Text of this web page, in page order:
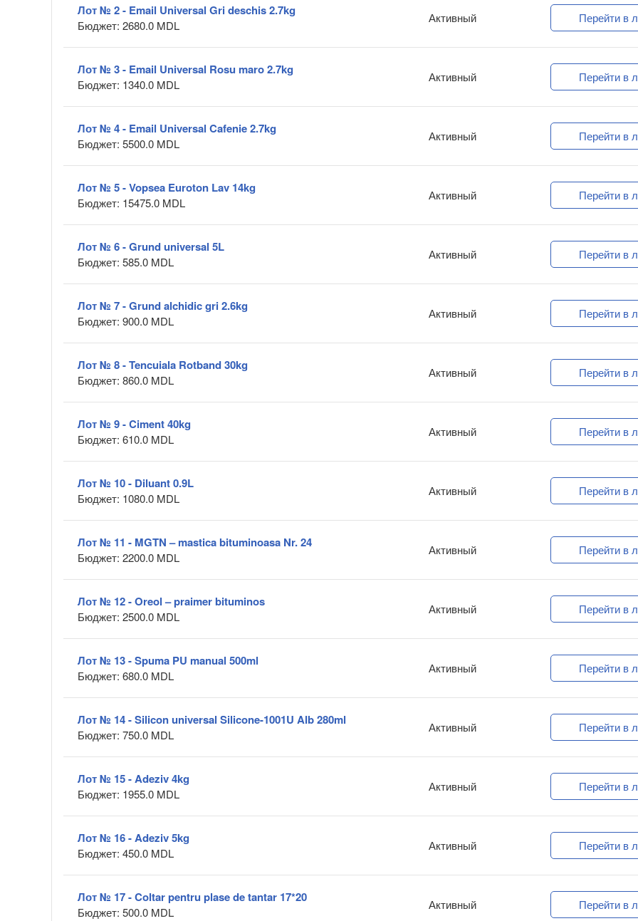
Лот № 2 - Email Universal Gri deschis 2.7kg
Бюджет: 2680.0 MDL
Активный Перейти в
Лот № 3 - Email Universal Rosu maro 2.7kg
Бюджет: 1340.0 MDL
Активный Перейти в
Лот № 4 - Email Universal Cafenie 2.7kg
Бюджет: 5500.0 MDL
Активный Перейти в
Лот № 5 - Vopsea Euroton Lav 14kg
Бюджет: 15475.0 MDL
Активный Перейти в
Лот № 6 - Grund universal 5L
Бюджет: 585.0 MDL
Активный Перейти в
Лот № 7 - Grund alchidic gri 2.6kg
Бюджет: 900.0 MDL
Активный Перейти в
Лот № 8 - Tencuiala Rotband 30kg
Бюджет: 860.0 MDL
Активный Перейти в
Лот № 9 - Ciment 40kg
Бюджет: 610.0 MDL
Активный Перейти в
Лот № 10 - Diluant 0.9L
Бюджет: 1080.0 MDL
Активный Перейти в
Лот № 11 - MGTN – mastica bituminoasa Nr. 24
Бюджет: 2200.0 MDL
Активный Перейти в
Лот № 12 - Oreol – praimer bituminos
Бюджет: 2500.0 MDL
Активный Перейти в
Лот № 13 - Spuma PU manual 500ml
Бюджет: 680.0 MDL
Активный Перейти в
Лот № 14 - Silicon universal Silicone-1001U Alb 280ml
Бюджет: 750.0 MDL
Активный Перейти в
Лот № 15 - Adeziv 4kg
Бюджет: 1955.0 MDL
Активный Перейти в
Лот № 16 - Adeziv 5kg
Бюджет: 450.0 MDL
Активный Перейти в
Лот № 17 - Coltar pentru plase de tantar 17*20
Бюджет: 500.0 MDL
Активный Перейти в